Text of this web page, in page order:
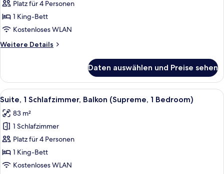
1
Schlafzimmer
(Escape
Bedroom)
Platz für 4 Personen
1 King-Bett
Kostenloses WLAN
Weitere Details
Weitere
1
Schlafzimmer
(Escape
Bedroom)
Daten auswählen und Preise sehen
Alle
Fotos
für
Suite,
1
Schlafzimmer,
Balkon
Ein modernes Wohnzimmer mit
6
Suite, 1 Schlafzimmer, Balkon (Supreme, 1 Bedroom)
83 m²
1 Schlafzimmer
Platz für 4 Personen
1 King-Bett
Kostenloses WLAN